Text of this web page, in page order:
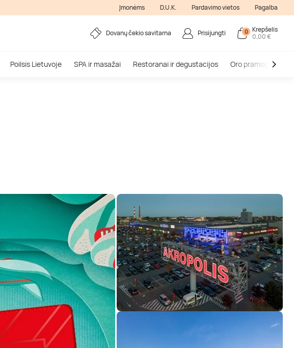
Įmonėms D.U.K. Pardavimo vietos Pagalba
Dovanų čekio savitarna Prisijungti 0 Krepšelis
0,00 €
Poilsis Lietuvoje SPA ir masažai Restoranai ir degustacijos Oro pramogos